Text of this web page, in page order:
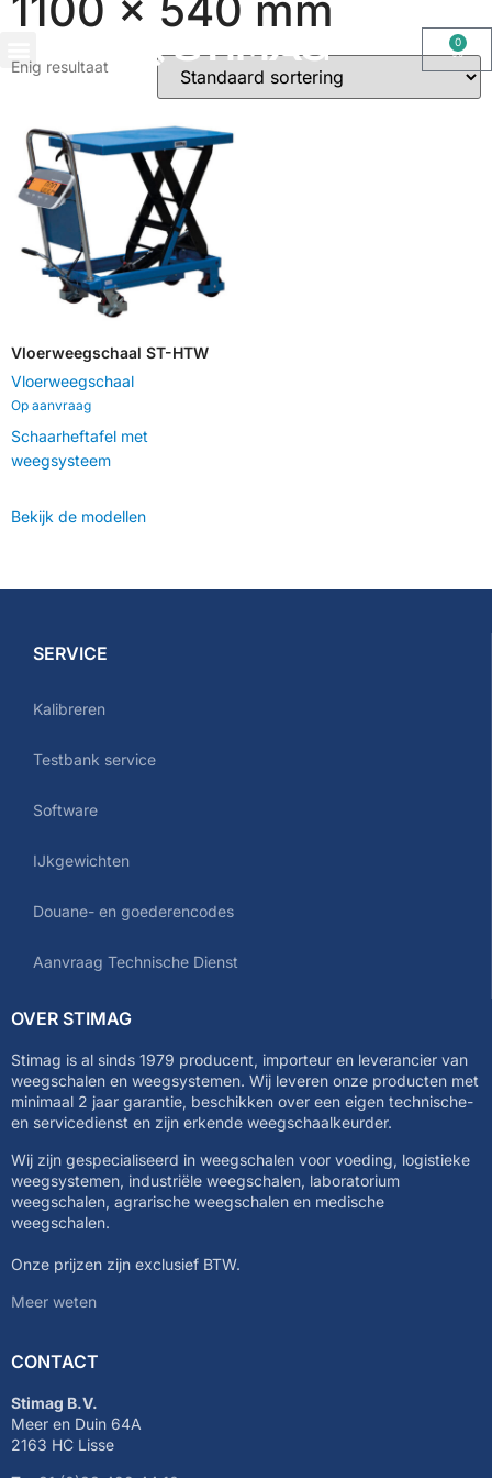
0
Enig resultaat
Vloerweegschaal ST-HTW
Vloerweegschaal
Op aanvraag
Schaarheftafel met
weegsysteem
Bekijk de modellen
SERVICE
Kalibreren
Testbank service
Software
IJkgewichten
Douane- en goederencodes
Aanvraag Technische Dienst
OVER STIMAG
Stimag is al sinds 1979 producent, importeur en leverancier van
weegschalen en weegsystemen. Wij leveren onze producten met
minimaal 2 jaar garantie, beschikken over een eigen technische-
en servicedienst en zijn erkende weegschaalkeurder.
Wij zijn gespecialiseerd in weegschalen voor voeding, logistieke
weegsystemen, industriële weegschalen, laboratorium
weegschalen, agrarische weegschalen en medische
weegschalen.
Onze prijzen zijn exclusief BTW.
Meer weten
CONTACT
Stimag B.V.
Meer en Duin 64A
2163 HC Lisse